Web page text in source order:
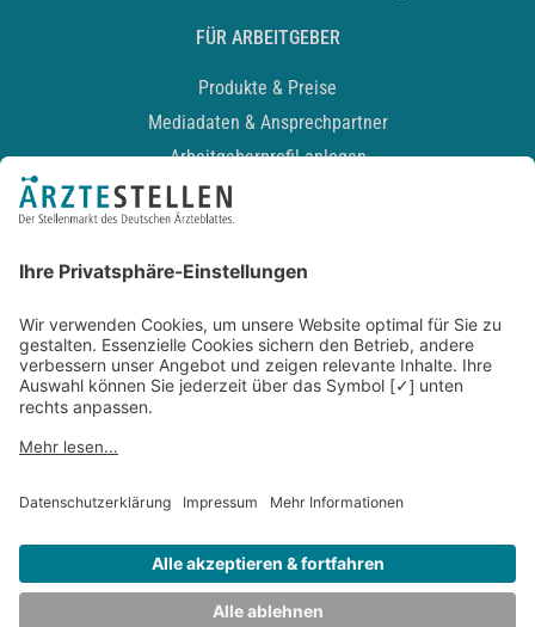
FÜR ARBEITGEBER
Produkte & Preise
Mediadaten & Ansprechpartner
Arbeitgeberprofil anlegen
Recruiting-Podcast
Kontakt
Datenschutz
Newsletter